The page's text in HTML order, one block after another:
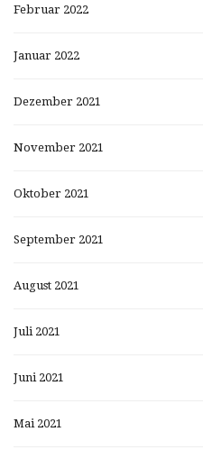
Februar 2022
Januar 2022
Dezember 2021
November 2021
Oktober 2021
September 2021
August 2021
Juli 2021
Juni 2021
Mai 2021